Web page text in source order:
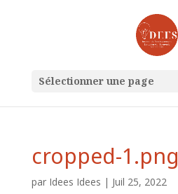
Sélectionner une page
cropped-1.png
par Idees Idees | Juil 25, 2022